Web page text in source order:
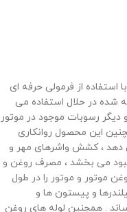
استفاده از فرمولی حرفه ای
شده در حلال استفاده می
رسوبات موجود در موتور
این محصول روانکاری
دهد ، کشش واشرهای مهر و
می بخشد ، مصرف روغن و
موتور و موتور را در طول
و پیستون ها و
. همچنین لوله های روغن